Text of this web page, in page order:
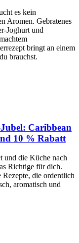
es kein
Aromen. Gebratenes
Joghurt und
bringt an einem
brauchst.
Caribbean
10 % Rabatt
und die Küche nach
Richtige für dich.
die ordentlich
aromatisch und